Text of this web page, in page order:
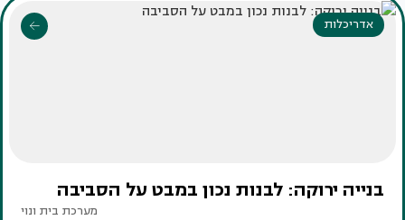
אדריכלות
בנייה ירוקה: לבנות נכון במבט על הסביבה
מערכת בית ונוי